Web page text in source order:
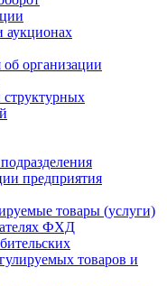
аукционах
организации
структурных
предприятия
товары (услуги)
ФХД
товаров и